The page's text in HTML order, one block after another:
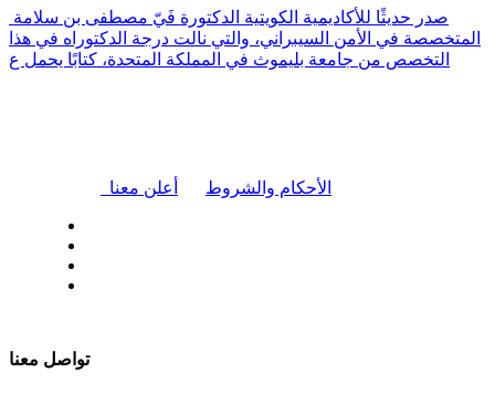
المتخصصة في الأمن السيبراني، والتي نالت درجة الدكتوراه في هذا
التخصص من جامعة بليموث في المملكة المتحدة، كتابًا يحمل ع
أعلن معنا الأحكام والشروط
تواصل معنا